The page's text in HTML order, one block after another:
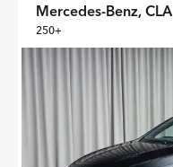
Mercedes-Benz, CLA
250+